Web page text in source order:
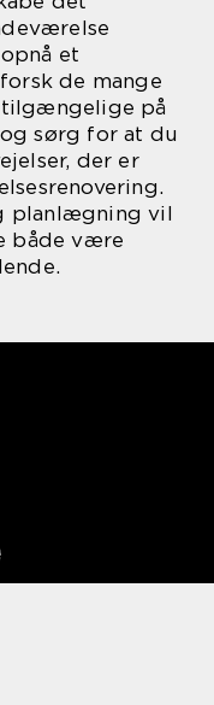
et
de mange
tilgængelige på
sørg for at du
der er
planlægning vil
både være